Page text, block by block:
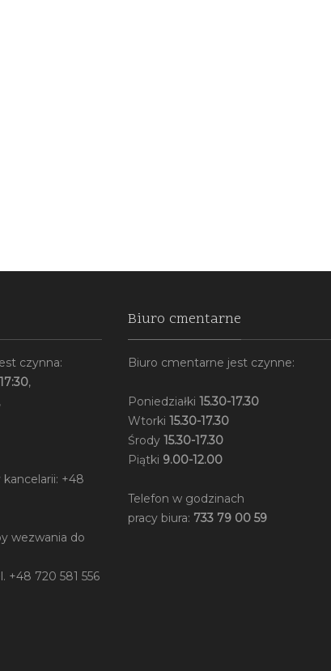
czynna:
,
,
+48
wezwania do
+48 720 581 556
Biuro cmentarne
Biuro cmentarne jest czynne:
Poniedziałki 15.30-17.30
Wtorki 15.30-17.30
Środy 15.30-17.30
Piątki 9.00-12.00
Telefon w godzinach
pracy biura: 733 79 00 59